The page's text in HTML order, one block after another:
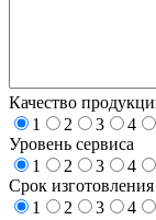
Качество
1
2 3 4
Уровень сервиса
1
2 3 4
Срок изготовления
1
2 3 4